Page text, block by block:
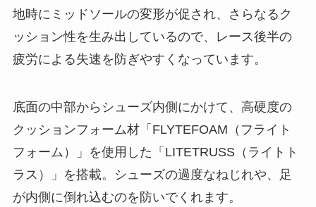
地時にミッドソールの変形が促され、さらなるク
ッション性を生み出しているので、レース後半の
疲労による失速を防ぎやすくなっています。
底面の中部からシューズ内側にかけて、高硬度の
クッションフォーム材「FLYTEFOAM（フライト
フォーム）」を使用した「LITETRUSS（ライトト
ラス）」を搭載。シューズの過度なねじれや、足
が内側に倒れ込むのを防いでくれます。